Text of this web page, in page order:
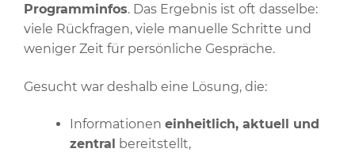
Programminfos. Das Ergebnis ist oft dasselbe:
viele Rückfragen, viele manuelle Schritte und
weniger Zeit für persönliche Gespräche.
Gesucht war deshalb eine Lösung, die:
Informationen einheitlich, aktuell und
zentral
bereitstellt,